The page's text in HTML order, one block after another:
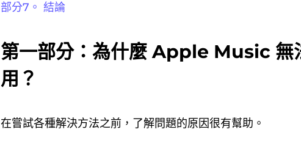
部分7。 結論
第一部分：為什麼 Apple Music 無
用？
在嘗試各種解決方法之前，了解問題的原因很有幫助。